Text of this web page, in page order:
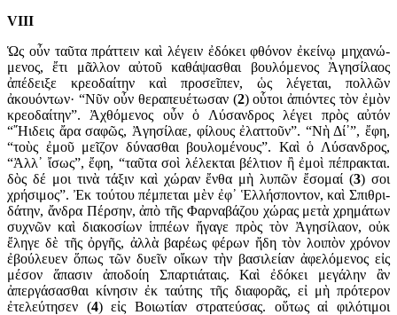
VIII
Ὡς οὖν ταῦτα πράττειν καὶ λέγειν ἐδόκει φθόνον ἐκείνῳ μηχανώ­
μενος, ἔτι μᾶλλον αὐτοῦ καθάψασθαι βουλόμενος Ἀγησίλαος
ἀπέδει­ξε κρεοδαί­την καὶ προσεῖπεν, ὡς λέγεται, πολλῶν
ἀκουόντων· “Νῦν οὖν θεραπευ­έτωσαν (2) οὗτοι ἀπιόντες τὸν ἐμὸν
κρεο­δαίτην”. Ἀχθό­μενος οὖν ὁ Λύσανδρος λέγει πρὸς αὐτόν
“῎Ηιδεις ἄρα σαφῶς, Ἀγησίλαε, φίλους ἐλαττοῦν”. “Νὴ Δί᾽”, ἔφη,
“τοὺς ἐμοῦ μεῖζον δύνασθαι βουλο­μένους”. Καὶ ὁ Λύσανδρος,
“Ἀλλ᾽ ἴσως”, ἔφη, “ταῦτα σοὶ λέλεκται βέλτιον ἢ ἐμοὶ πέπρακται.
δὸς δέ μοι τινὰ τάξιν καὶ χώραν ἔνθα μὴ λυπῶν ἔσομαί (3) σοι
χρήσιμος”. Ἐκ τούτου πέμπεται μὲν ἐφ᾽ Ἑλλήσποντον, καὶ Σπιθρι­
δάτην, ἄνδρα Πέρσην, ἀπὸ τῆς Φαρναβάζου χώρας μετὰ χρημάτων
συχνῶν καὶ διακοσίων ἱππέων ἤγαγε πρὸς τὸν Ἀγησίλαον, οὐκ
ἔληγε δὲ τῆς ὀργῆς, ἀλλὰ βαρέως φέρων ἤδη τὸν λοιπὸν χρόνον
ἐβούλευεν ὅπως τῶν δυεῖν οἴκων τὴν βασιλείαν ἀφελόμενος εἰς
μέσον ἅπασιν ἀποδοίη Σπαρτιάταις. Καὶ ἐδόκει μεγάλην ἂν
ἀπεργάσασθαι κίνησιν ἐκ ταύτης τῆς διαφορᾶς, εἰ μὴ πρότερον
ἐτελεύτησεν (4) εἰς Βοιωτίαν στρατεύσας. οὕτως αἱ φιλότιμοι